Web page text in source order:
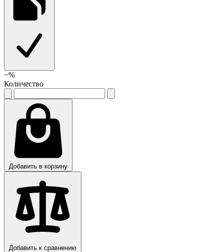
−%
Количество
Добавить в корзину
Добавить к сравнению